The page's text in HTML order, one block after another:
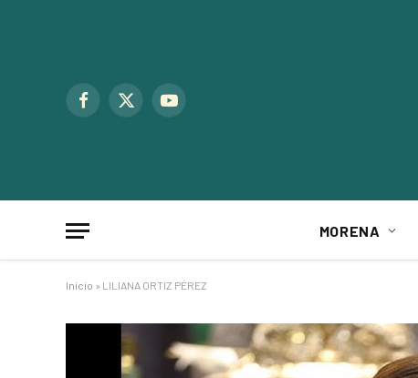
Facebook
X
YouTube
MORENA
Inicio » LILIANA ORTIZ PÉREZ